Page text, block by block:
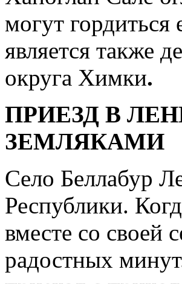
могут гордиться
является также
округа Химки.
ПРИЕЗД В
ЗЕМЛЯКАМИ
Село Беллабур
Республики.
вместе со своей
радостных